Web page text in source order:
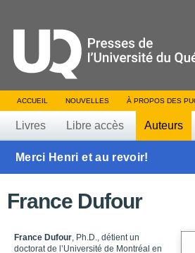
ACCUEIL NOUVELLES À PROPOS DES
Livres Libre accès Auteurs
Merci Henri et au revoir!
France Dufour
France Dufour, Ph.D., détient un
doctorat de l’Université de Montréal en